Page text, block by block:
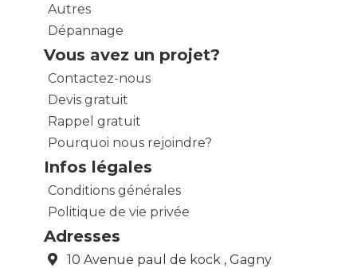
Autres
Dépannage
Vous avez un projet?
Contactez-nous
Devis gratuit
Rappel gratuit
Pourquoi nous rejoindre?
Infos légales
Conditions générales
Politique de vie privée
Adresses
10 Avenue paul de kock , Gagny